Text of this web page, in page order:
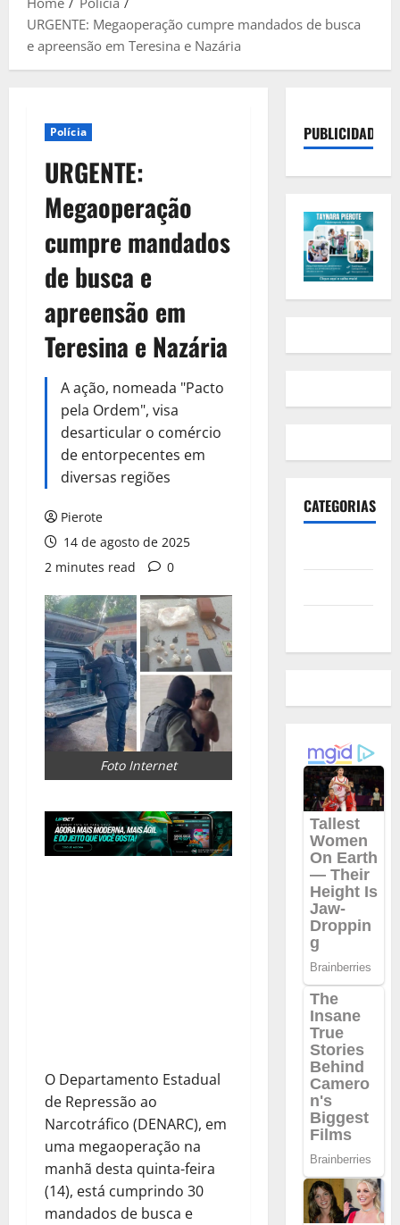
URGENTE: Megaoperação cumpre mandados de busca
e apreensão em Teresina e Nazária
Polícia
URGENTE:
Megaoperação
cumpre mandados
de busca e
apreensão em
Teresina e Nazária
A ação, nomeada "Pacto
pela Ordem", visa
desarticular o comércio
de entorpecentes em
diversas regiões
Pierote
14 de agosto de 2025
2 minutes read
0
Foto Internet
O Departamento Estadual
de Repressão ao
Narcotráfico (DENARC), em
uma megaoperação na
manhã desta quinta-feira
(14), está cumprindo 30
mandados de busca e
PUBLICIDADE
CATEGORIAS